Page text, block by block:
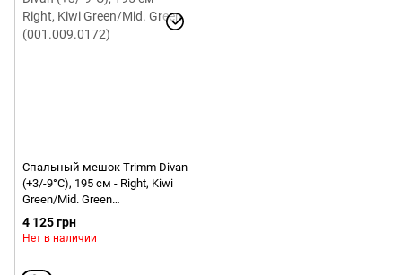
Спальный мешок Trimm Divan
(+3/-9°C), 195 см - Right, Kiwi
Green/Mid. Green
(001.009.0172)
4 125 грн
Нет в наличии